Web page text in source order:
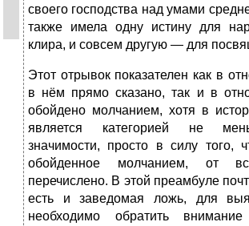
своего господства над умами
также имела одну истину для
клира, и совсем другую — для
Этот отрывок показателен как в
в нём прямо сказано, так и в
обойдено молчанием, хотя в
является категорией не
значимости, просто в силу того,
обойденное молчанием, от
перечислено. В этой преамбуле
есть и заведомая ложь, для
необходимо обратить